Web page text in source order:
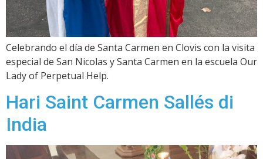
Celebrando el día de Santa Carmen en Clovis con la visita
especial de San Nicolas y Santa Carmen en la escuela Our
Lady of Perpetual Help.
Hari Saint Carmen Sallés di
India